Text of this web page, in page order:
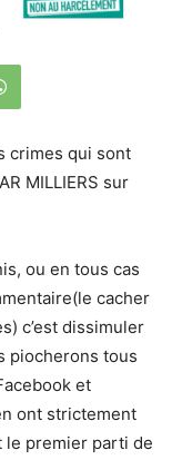
crimes qui sont
MILLIERS sur
ou en tous cas
cacher
c’est dissimuler
piocherons tous
et
ont strictement
le premier parti de